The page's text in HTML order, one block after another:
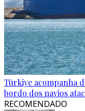
Türkiye acompanha
bordo dos navios
RECOMENDADO